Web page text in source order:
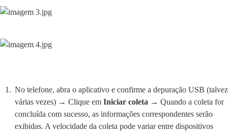
No telefone, abra o aplicativo e confirme a depuração USB (talvez
várias vezes) → Clique em Iniciar coleta → Quando a coleta for
concluída com sucesso, as informações correspondentes serão
exibidas. A velocidade da coleta pode variar entre dispositivos